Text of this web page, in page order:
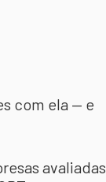
com ela — e
avaliadas